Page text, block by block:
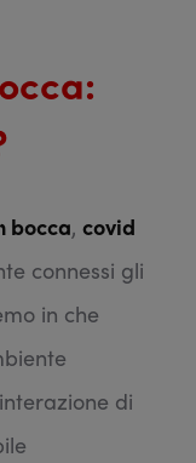
bocca, covid
connessi gli
in che
di